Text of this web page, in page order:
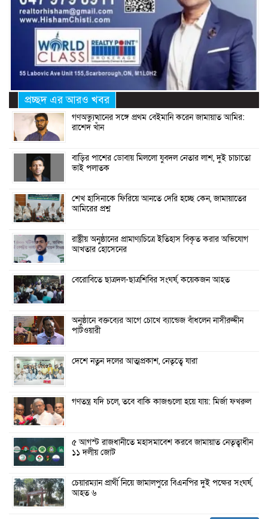
প্রচ্ছদ এর আরও খবর
গণঅভ্যুত্থানের সঙ্গে প্রথম বেইমানি করেন জামায়াত আমির:
রাশেদ খাঁন
বাড়ির পাশের ডোবায় মিললো যুবদল নেতার লাশ, দুই চাচাতো
ভাই পলাতক
শেখ হাসিনাকে ফিরিয়ে আনতে দেরি হচ্ছে কেন, জামায়াতের
আমিরের প্রশ্ন
রাষ্ট্রীয় অনুষ্ঠানের প্রামাণ্যচিত্রে ইতিহাস বিকৃত করার অভিযোগ
আখতার হোসেনের
বেরোবিতে ছাত্রদল-ছাত্রশিবির সংঘর্ষ, কয়েকজন আহত
অনুষ্ঠানে বক্তব্যের আগে চোখে ব্যান্ডেজ বাঁধলেন নাসীরুদ্দীন
পাটওয়ারী
দেশে নতুন দলের আত্মপ্রকাশ, নেতৃত্বে যারা
গণতন্ত্র যদি চলে, তবে বাকি কাজগুলো হয়ে যায়: মির্জা ফখরুল
৫ আগস্ট রাজধানীতে মহাসমাবেশ করবে জামায়াত নেতৃত্বাধীন
১১ দলীয় জোট
চেয়ারম্যান প্রার্থী নিয়ে জামালপুরে বিএনপির দুই পক্ষের সংঘর্ষ,
আহত ৬